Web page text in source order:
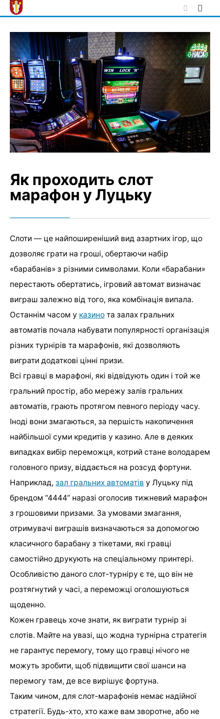
Skip
to
Як проходить слот
марафон у Луцьку
Слоти — це найпоширеніший вид азартних ігор, що
дозволяє грати на гроші, обертаючи набір
«барабанів» з різними символами. Коли «барабани»
перестають обертатись, ігровий автомат визначає
виграш залежно від того, яка комбінація випала.
Останнім часом у казино та залах гральних
автоматів почала набувати популярності організація
різних турнірів та марафонів, які дозволяють
виграти додаткові цінні призи.
Всі гравці в марафоні, які відвідують один і той же
гральний простір, або мережу залів гральних
автоматів, грають протягом певного періоду часу.
Іноді вони змагаються, за першість накопичення
найбільшої суми кредитів у казино. Але в деяких
випадках вибір переможця, котрий стане володарем
головного призу, віддається на розсуд фортуни.
Наприклад, зал гральних автоматів у Луцьку під
брендом “4444” наразі оголосив тижневий марафон
з грошовими призами. За умовами змагання,
отримувачі виграшів визначаються за допомогою
класичного барабану з тікетами, які гравці
самостійно друкують на спеціальному принтері.
Особливістю даного слот-турніру є те, що він не
розтягнутий у часі, а переможці оголошуються
щоденно.
Кожен гравець хоче знати, як виграти турнір зі
слотів. Майте на увазі, що жодна турнірна стратегія
не гарантує перемогу, тому що гравці нічого не
можуть зробити, щоб підвищити свої шанси на
перемогу там, де все вирішує фортуна.
Таким чином, для слот-марафонів немає надійної
стратегії. Будь-хто, хто каже вам зворотне, або не